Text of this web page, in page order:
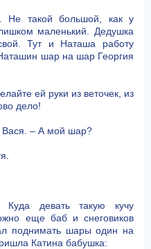
Не такой большой, как у
маленький. Дедушка
Тут и Наташа работу
шар на шар Георгия
ей руки из веточек, из
дело!
Вася. – А мой шар?
Куда девать такую кучу
еще баб и снеговиков
поднимать шары один на
Катина бабушка: